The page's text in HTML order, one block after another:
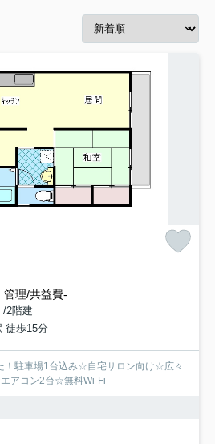
管理/共益費-
/2階建
徒歩15分
！駐車場1台込み☆自宅サロン向け☆広々
アコン2台☆無料Wi-Fi